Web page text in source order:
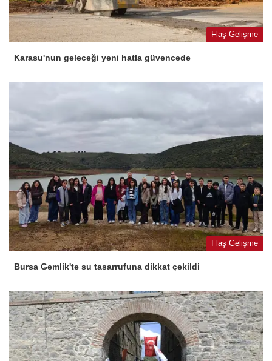
Flaş Gelişme
Karasu'nun geleceği yeni hatla güvencede
Flaş Gelişme
Bursa Gemlik'te su tasarrufuna dikkat çekildi